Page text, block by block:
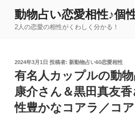
動物占い恋愛相性♪個
2人の恋愛の相性がくわしく分かる！
投
稿
日:
2024年3月1日 投稿者: 新動物占い60恋愛相性
有名人カップルの動
康介さん＆黒田真友
性豊かなコアラ／コ